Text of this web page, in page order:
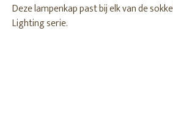
Deze lampenkap past bij elk van de
Lighting serie.